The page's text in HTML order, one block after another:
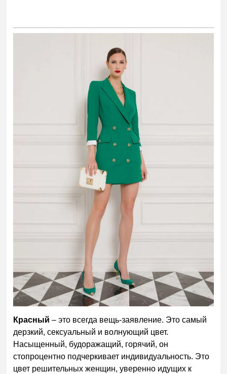
Красный – это всегда вещь-заявление. Это самый
дерзкий, сексуальный и волнующий цвет.
Насыщенный, будоражащий, горячий, он
стопроцентно подчеркивает индивидуальность. Это
цвет решительных женщин, уверенно идущих к